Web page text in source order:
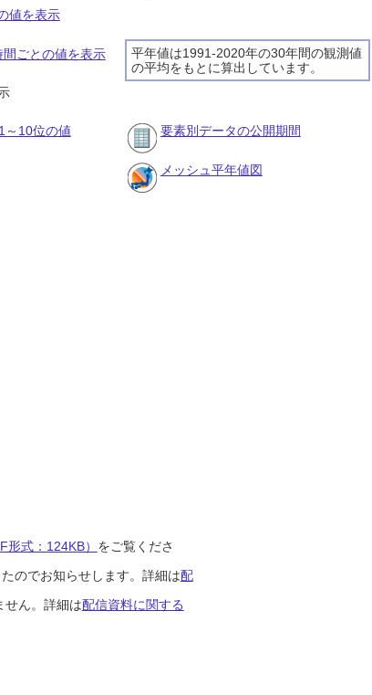
値を表示
平年値は1991-2020年の30年間の観測値
の平均をもとに算出しています。
ごとの値を表示
～10位の値 要素別データの公開期間
メッシュ平年値図
式：124KB） をご覧くださ
のでお知らせします。詳細は配
せん。詳細は配信資料に関する